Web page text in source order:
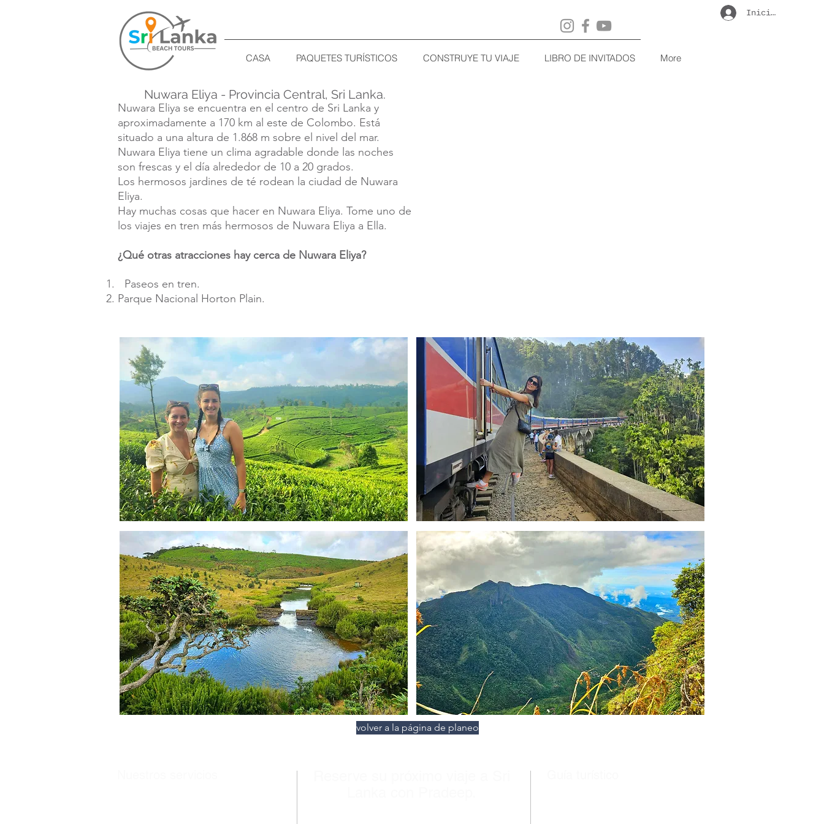
CASA PAQUETES TURÍSTICOS CONSTRUYE TU VIAJE LIBRO DE INVITADOS More
Iniciar sesión
Nuwara Eliya - Provincia Central, Sri Lanka.
Nuwara Eliya se encuentra en el centro de Sri Lanka y
aproximadamente a 170 km al este de Colombo. Está
situado a una altura de 1.868 m sobre el nivel del mar.
Nuwara Eliya tiene un clima agradable donde las noches
son frescas y el día alrededor de 10 a 20 grados.
Los hermosos jardines de té rodean la ciudad de Nuwara
Eliya.
Hay muchas cosas que hacer en Nuwara Eliya. Tome uno de
los viajes en tren más hermosos de Nuwara Eliya a Ella.
¿Qué otras atracciones hay cerca de Nuwara Eliya?
Paseos en tren.
Parque Nacional Horton Plain.
volver a la página de planeo